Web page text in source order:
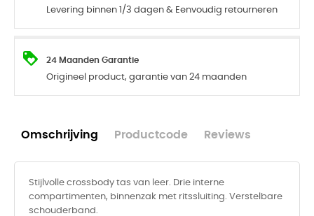
Levering binnen 1/3 dagen & Eenvoudig retourneren
24 Maanden Garantie
Origineel product, garantie van 24 maanden
Omschrijving Productcode Reviews
Stijlvolle crossbody tas van leer. Drie interne
compartimenten, binnenzak met ritssluiting. Verstelbare
schouderband.